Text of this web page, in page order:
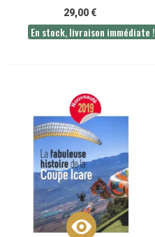
29,00 €
En stock, livraison immédiate !